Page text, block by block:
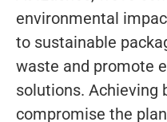
environmental
to sustainable
waste and promote
solutions. Achieving
compromise the